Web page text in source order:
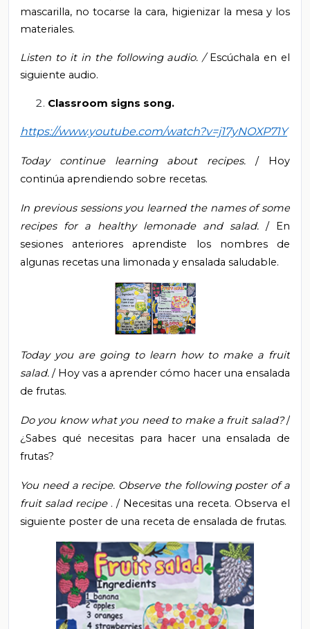
mascarilla, no tocarse la cara, higienizar la mesa y los
materiales.
Listen to it in the following audio. / Escúchala en el
siguiente audio.
Classroom signs song.
https://www.youtube.com/watch?v=j17yNOXP71Y
Today continue learning about recipes./ Hoy
continúa aprendiendo sobre recetas.
In previous sessions you learned the names of some
recipes for a healthy lemonade and salad. / En
sesiones anteriores aprendiste los nombres de
algunas recetas una limonada y ensalada saludable.
Today you are going to learn how to make a fruit
salad. / Hoy vas a aprender cómo hacer una ensalada
de frutas.
Do you know what you need to make a fruit salad?/
¿Sabes qué necesitas para hacer una ensalada de
frutas?
You need a recipe. Observe the following poster of a
fruit salad recipe . / Necesitas una receta. Observa el
siguiente poster de una receta de ensalada de frutas.